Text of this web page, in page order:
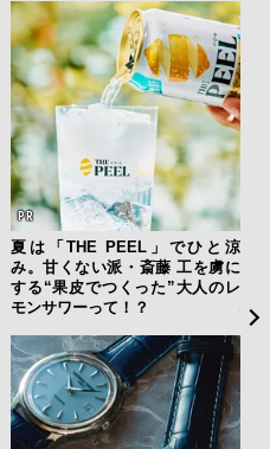
夏は「THE PEEL」でひと涼
み。甘くない派・斎藤 工を虜に
する“果皮でつくった”大人のレ
モンサワーって！？
心を